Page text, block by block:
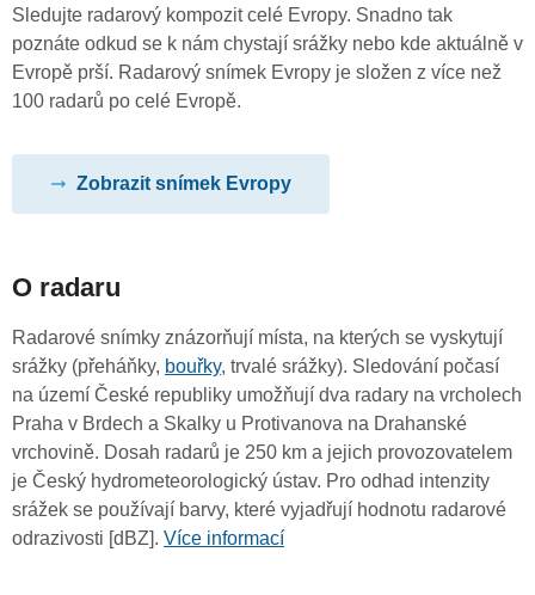
Sledujte radarový kompozit celé Evropy. Snadno tak
poznáte odkud se k nám chystají srážky nebo kde aktuálně v
Evropě prší. Radarový snímek Evropy je složen z více než
100 radarů po celé Evropě.
Zobrazit snímek Evropy
O radaru
Radarové snímky znázorňují místa, na kterých se vyskytují
srážky (přeháňky, bouřky, trvalé srážky). Sledování počasí
na území České republiky umožňují dva radary na vrcholech
Praha v Brdech a Skalky u Protivanova na Drahanské
vrchovině. Dosah radarů je 250 km a jejich provozovatelem
je Český hydrometeorologický ústav. Pro odhad intenzity
srážek se používají barvy, které vyjadřují hodnotu radarové
odrazivosti [dBZ]. Více informací